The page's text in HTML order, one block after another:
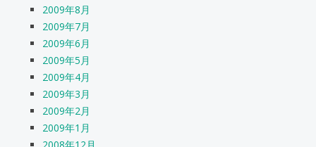
2009年8月
2009年7月
2009年6月
2009年5月
2009年4月
2009年3月
2009年2月
2009年1月